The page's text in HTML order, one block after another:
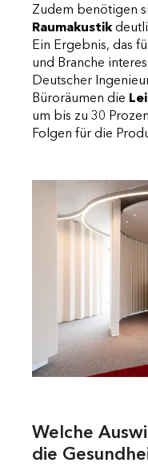
Zudem benötigen
Raumakustik
Ein Ergebnis, das
und Branche
Deutscher
Büroräumen die
um bis zu 30
Folgen für die
Welche
die